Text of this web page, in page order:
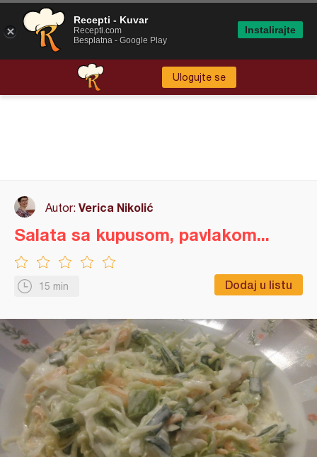
Ulogujte se
Autor: Verica Nikolić
15 min Dodaj u listu
Salata sa kupusom, pavlakom...
Recepti - Kuvar
Recepti.com
Besplatna - Google Play
Instalirajte